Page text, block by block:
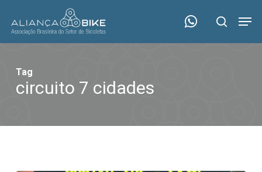
main
search
Tag
circuito 7 cidades